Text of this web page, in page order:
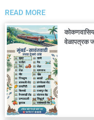
READ MORE
वेळापत्रक